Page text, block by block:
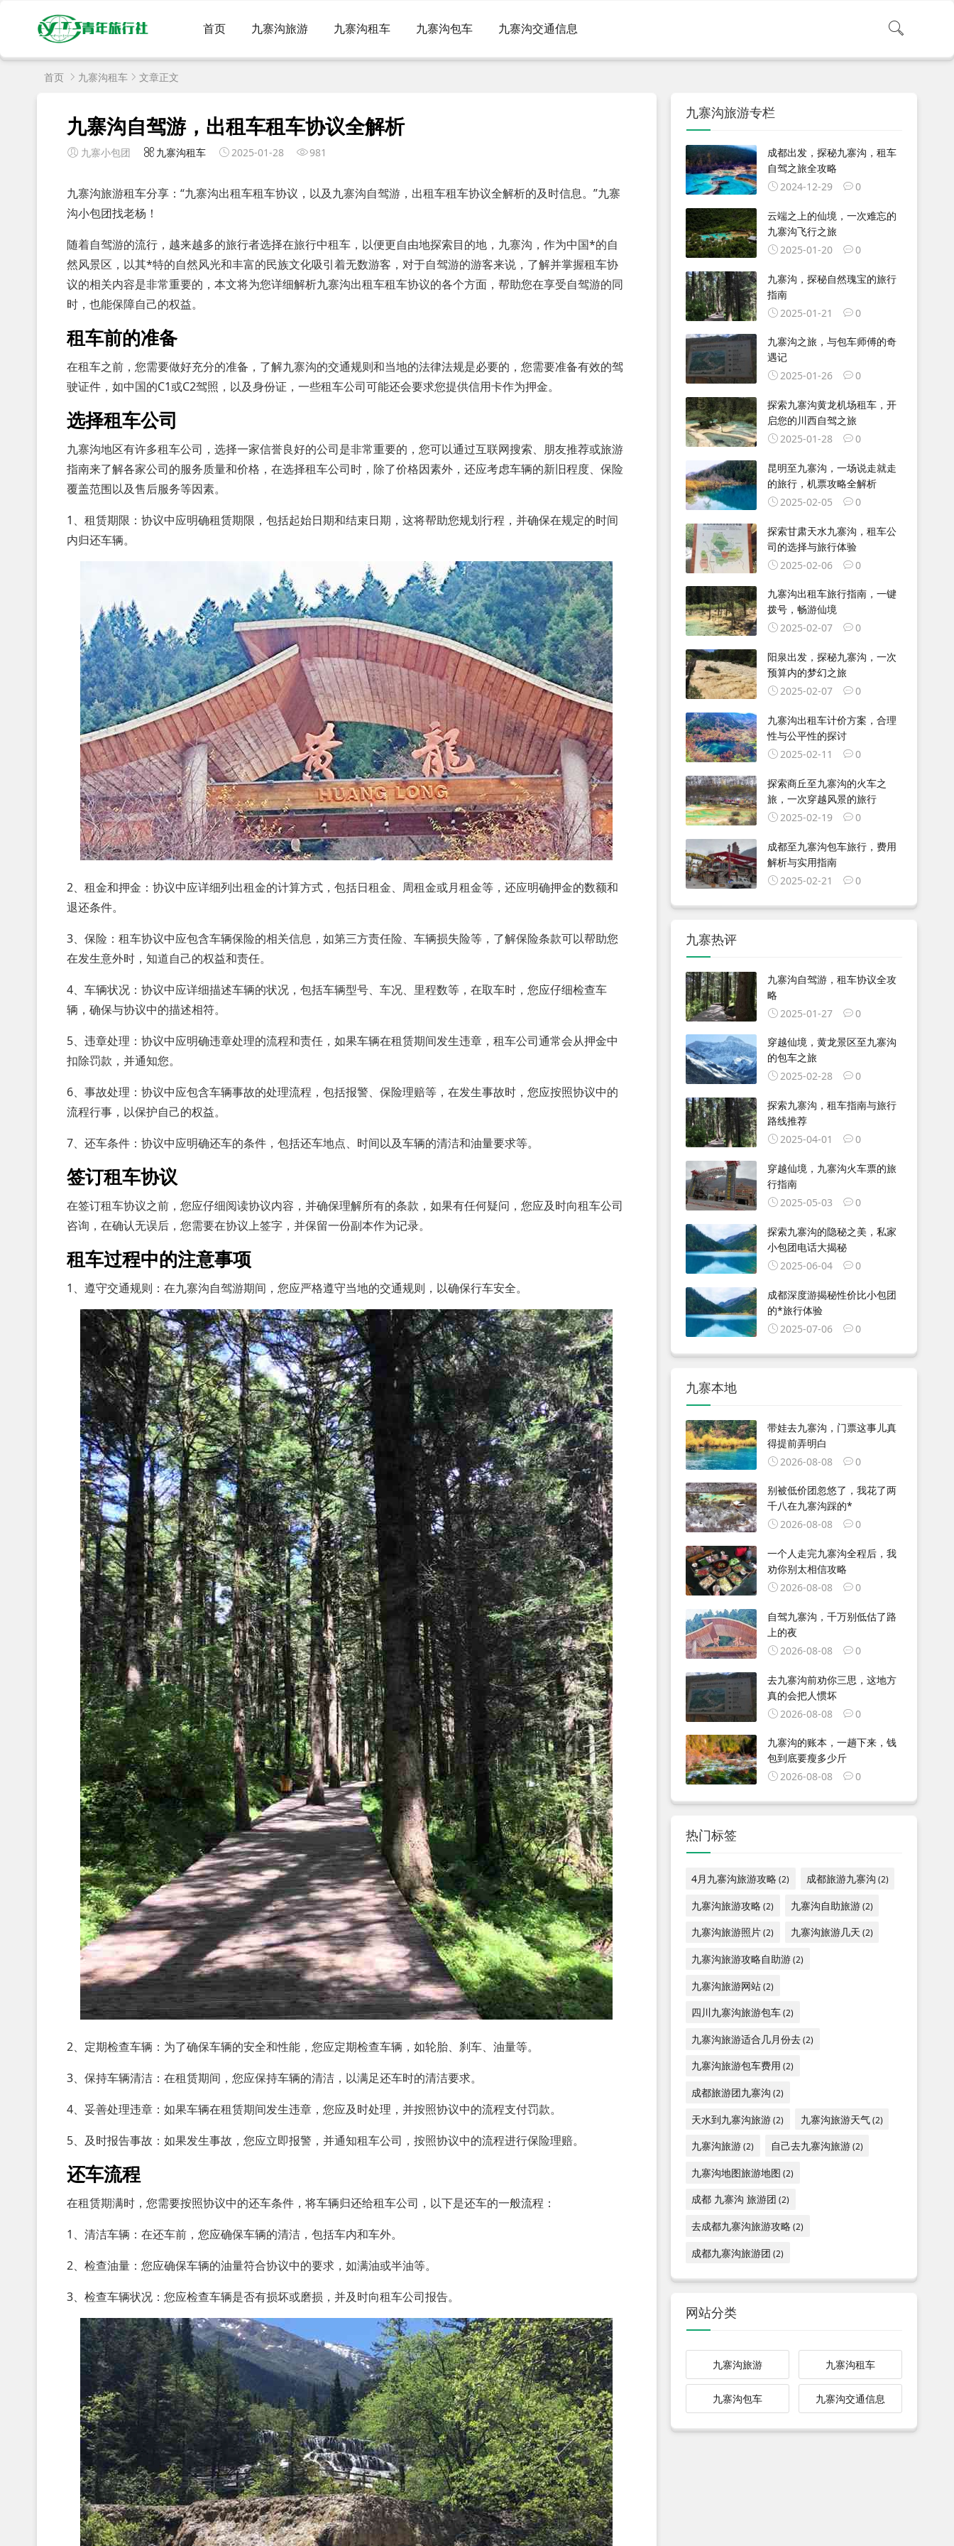
首页 九寨沟旅游 九寨沟租车 九寨沟包车 九寨沟交通信息
首页 九寨沟租车 文章正文
九寨沟自驾游，出租车租车协议全解析
九寨小包团 九寨沟租车 2025-01-28 981
九寨沟旅游租车分享：“九寨沟出租车租车协议，以及九寨沟自驾游，出租车租车协议全解析的及时信息。”九寨
沟小包团找老杨！
随着自驾游的流行，越来越多的旅行者选择在旅行中租车，以便更自由地探索目的地，九寨沟，作为中国*的自
然风景区，以其*特的自然风光和丰富的民族文化吸引着无数游客，对于自驾游的游客来说，了解并掌握租车协
议的相关内容是非常重要的，本文将为您详细解析九寨沟出租车租车协议的各个方面，帮助您在享受自驾游的同
时，也能保障自己的权益。
租车前的准备
在租车之前，您需要做好充分的准备，了解九寨沟的交通规则和当地的法律法规是必要的，您需要准备有效的驾
驶证件，如中国的C1或C2驾照，以及身份证，一些租车公司可能还会要求您提供信用卡作为押金。
选择租车公司
九寨沟地区有许多租车公司，选择一家信誉良好的公司是非常重要的，您可以通过互联网搜索、朋友推荐或旅游
指南来了解各家公司的服务质量和价格，在选择租车公司时，除了价格因素外，还应考虑车辆的新旧程度、保险
覆盖范围以及售后服务等因素。
1、租赁期限：协议中应明确租赁期限，包括起始日期和结束日期，这将帮助您规划行程，并确保在规定的时间
内归还车辆。
2、租金和押金：协议中应详细列出租金的计算方式，包括日租金、周租金或月租金等，还应明确押金的数额和
退还条件。
3、保险：租车协议中应包含车辆保险的相关信息，如第三方责任险、车辆损失险等，了解保险条款可以帮助您
在发生意外时，知道自己的权益和责任。
4、车辆状况：协议中应详细描述车辆的状况，包括车辆型号、车况、里程数等，在取车时，您应仔细检查车
辆，确保与协议中的描述相符。
5、违章处理：协议中应明确违章处理的流程和责任，如果车辆在租赁期间发生违章，租车公司通常会从押金中
扣除罚款，并通知您。
6、事故处理：协议中应包含车辆事故的处理流程，包括报警、保险理赔等，在发生事故时，您应按照协议中的
流程行事，以保护自己的权益。
7、还车条件：协议中应明确还车的条件，包括还车地点、时间以及车辆的清洁和油量要求等。
签订租车协议
在签订租车协议之前，您应仔细阅读协议内容，并确保理解所有的条款，如果有任何疑问，您应及时向租车公司
咨询，在确认无误后，您需要在协议上签字，并保留一份副本作为记录。
租车过程中的注意事项
1、遵守交通规则：在九寨沟自驾游期间，您应严格遵守当地的交通规则，以确保行车安全。
2、定期检查车辆：为了确保车辆的安全和性能，您应定期检查车辆，如轮胎、刹车、油量等。
3、保持车辆清洁：在租赁期间，您应保持车辆的清洁，以满足还车时的清洁要求。
4、妥善处理违章：如果车辆在租赁期间发生违章，您应及时处理，并按照协议中的流程支付罚款。
5、及时报告事故：如果发生事故，您应立即报警，并通知租车公司，按照协议中的流程进行保险理赔。
还车流程
在租赁期满时，您需要按照协议中的还车条件，将车辆归还给租车公司，以下是还车的一般流程：
1、清洁车辆：在还车前，您应确保车辆的清洁，包括车内和车外。
2、检查油量：您应确保车辆的油量符合协议中的要求，如满油或半油等。
3、检查车辆状况：您应检查车辆是否有损坏或磨损，并及时向租车公司报告。
九寨沟旅游专栏
成都出发，探秘九寨沟，租车
自驾之旅全攻略
2024-12-29
0
云端之上的仙境，一次难忘的
九寨沟飞行之旅
2025-01-20
0
九寨沟，探秘自然瑰宝的旅行
指南
2025-01-21
0
九寨沟之旅，与包车师傅的奇
遇记
2025-01-26
0
探索九寨沟黄龙机场租车，开
启您的川西自驾之旅
2025-01-28
0
昆明至九寨沟，一场说走就走
的旅行，机票攻略全解析
2025-02-05
0
探索甘肃天水九寨沟，租车公
司的选择与旅行体验
2025-02-06
0
九寨沟出租车旅行指南，一键
拨号，畅游仙境
2025-02-07
0
阳泉出发，探秘九寨沟，一次
预算内的梦幻之旅
2025-02-07
0
九寨沟出租车计价方案，合理
性与公平性的探讨
2025-02-11
0
探索商丘至九寨沟的火车之
旅，一次穿越风景的旅行
2025-02-19
0
成都至九寨沟包车旅行，费用
解析与实用指南
2025-02-21
0
九寨热评
九寨沟自驾游，租车协议全攻
略
2025-01-27
0
穿越仙境，黄龙景区至九寨沟
的包车之旅
2025-02-28
0
探索九寨沟，租车指南与旅行
路线推荐
2025-04-01
0
穿越仙境，九寨沟火车票的旅
行指南
2025-05-03
0
探索九寨沟的隐秘之美，私家
小包团电话大揭秘
2025-06-04
0
成都深度游揭秘性价比小包团
的*旅行体验
2025-07-06
0
九寨本地
带娃去九寨沟，门票这事儿真
得提前弄明白
2026-08-08
0
别被低价团忽悠了，我花了两
千八在九寨沟踩的*
2026-08-08
0
一个人走完九寨沟全程后，我
劝你别太相信攻略
2026-08-08
0
自驾九寨沟，千万别低估了路
上的夜
2026-08-08
0
去九寨沟前劝你三思，这地方
真的会把人惯坏
2026-08-08
0
九寨沟的账本，一趟下来，钱
包到底要瘦多少斤
2026-08-08
0
热门标签
4月九寨沟旅游攻略(2) 成都旅游九寨沟 (2)
九寨沟旅游攻略(2) 九寨沟自助旅游(2)
九寨沟旅游照片(2) 九寨沟旅游几天 (2)
九寨沟旅游攻略自助游(2)
九寨沟旅游网站(2)
四川九寨沟旅游包车(2)
九寨沟旅游适合几月份去(2)
九寨沟旅游包车费用 (2)
成都旅游团九寨沟 (2)
天水到九寨沟旅游(2) 九寨沟旅游天气(2)
九寨沟旅游(2) 自己去九寨沟旅游(2)
九寨沟地图旅游地图 (2)
成都 九寨沟 旅游团 (2)
去成都九寨沟旅游攻略(2)
成都九寨沟旅游团 (2)
网站分类
九寨沟旅游 九寨沟租车
九寨沟包车 九寨沟交通信息